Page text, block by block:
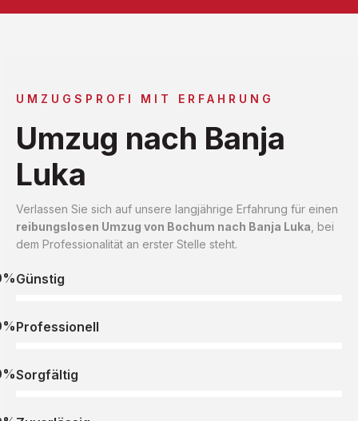
UMZUGSPROFI MIT ERFAHRUNG
Umzug nach Banja
Luka
Verlassen Sie sich auf unsere langjährige Erfahrung für einen
reibungslosen Umzug von Bochum nach Banja Luka , bei
dem Professionalität an erster Stelle steht.
Günstig
Professionell
Sorgfältig